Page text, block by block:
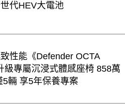
代HEV大電池
性能《Defender OCTA
級專屬沉浸式體感座椅 858萬
5輛 享5年保養專案